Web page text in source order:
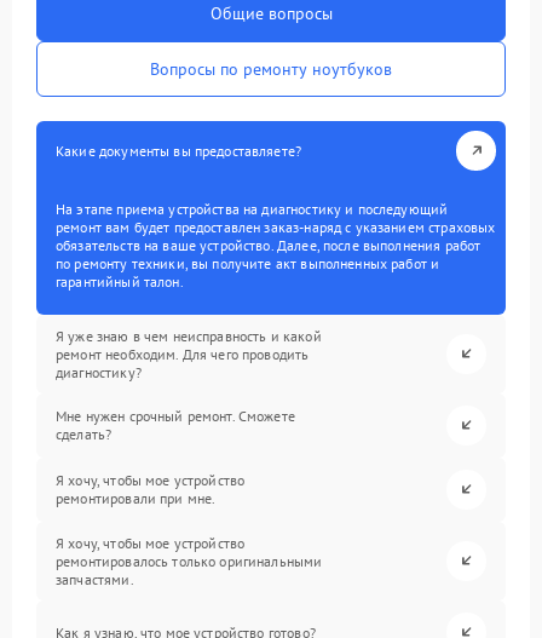
Общие вопросы
Вопросы по ремонту ноутбуков
Какие документы вы предоставляете?
На этапе приема устройства на диагностику и последующий
ремонт вам будет предоставлен заказ-наряд с указанием страховых
обязательств на ваше устройство. Далее, после выполнения работ
по ремонту техники, вы получите акт выполненных работ и
гарантийный талон.
Я уже знаю в чем неисправность и какой
ремонт необходим. Для чего проводить
диагностику?
Мне нужен срочный ремонт. Сможете
сделать?
Я хочу, чтобы мое устройство
ремонтировали при мне.
Я хочу, чтобы мое устройство
ремонтировалось только оригинальными
запчастями.
Как я узнаю, что мое устройство готово?